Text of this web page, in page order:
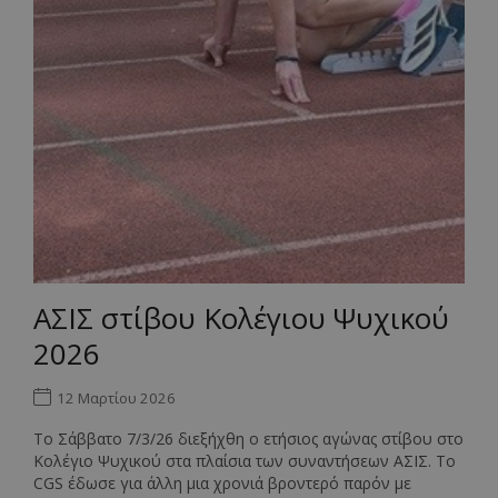
ΑΣΙΣ στίβου Kολέγιου Ψυχικού
2026
12 Μαρτίου 2026
Το Σάββατο 7/3/26 διεξήχθη ο ετήσιος αγώνας στίβου στο
Κολέγιο Ψυχικού στα πλαίσια των συναντήσεων ΑΣΙΣ. Το
CGS έδωσε για άλλη μια χρονιά βροντερό παρόν με
_openapply_session
Google Privacy Policy